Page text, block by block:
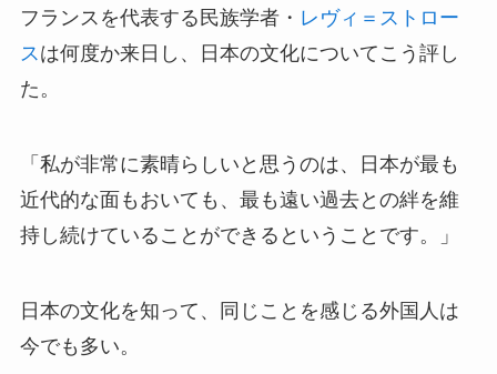
フランスを代表する民族学者・ レヴィ＝ストロー
スは何度か来日し、日本の文化についてこう評し
た。
「私が非常に素晴らしいと思うのは、日本が最も
近代的な面もおいても、最も遠い過去との絆を維
持し続けていることができるということです。」
日本の文化を知って、同じことを感じる外国人は
今でも多い。